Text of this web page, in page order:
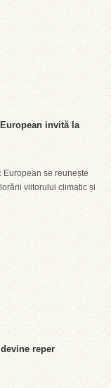
invită la
European se reunește
viitorului climatic și
reper